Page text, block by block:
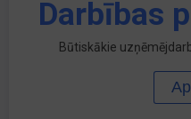
Darbības
Būtiskākie